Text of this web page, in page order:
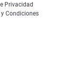
Privacidad
Condiciones